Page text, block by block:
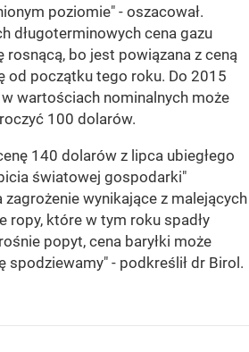
poziomie" - oszacował.
długoterminowych cena gazu
rosnącą, bo jest powiązana z ceną
od początku tego roku. Do 2015
wartościach nominalnych może
100 dolarów.
140 dolarów z lipca ubiegłego
światowej gospodarki"
zagrożenie wynikające z malejących
ropy, które w tym roku spadły
popyt, cena baryłki może
spodziewamy" - podkreślił dr Birol.